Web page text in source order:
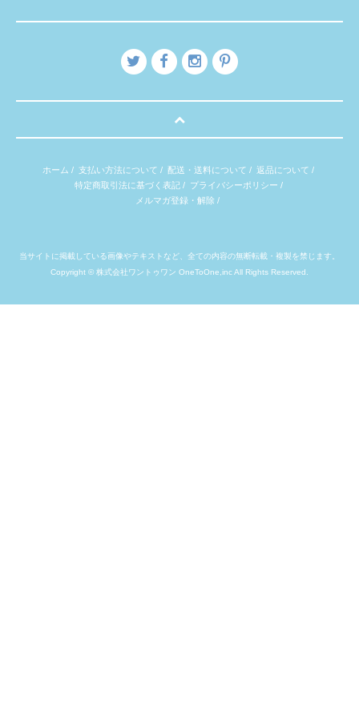
ホーム / 支払い方法について / 配送・送料について / 返品について /
特定商取引法に基づく表記/ プライバシーポリシー /
メルマガ登録・解除/
当サイトに掲載している画像やテキストなど、全ての内容の無断転載・複製を禁じます。
Copyright © 株式会社ワントゥワン OneToOne,inc All Rights Reserved.